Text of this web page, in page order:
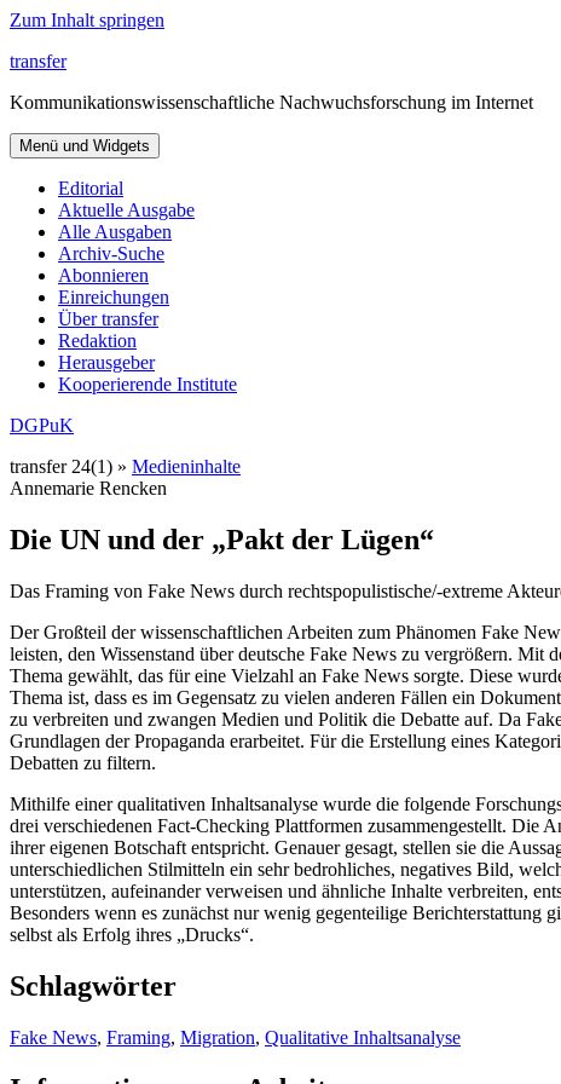
Zum Inhalt springen
transfer
Kommunikationswissenschaftliche Nachwuchsforschung im Internet
Menü und Widgets
Editorial
Aktuelle Ausgabe
Alle Ausgaben
Archiv-Suche
Abonnieren
Einreichungen
Über transfer
Redaktion
Herausgeber
Kooperierende Institute
DGPuK
transfer 24(1) » Medieninhalte
Annemarie Rencken
Die UN und der „Pakt der Lügen“
Das Framing von Fake News durch rechtspopulistische/-extreme
Der Großteil der wissenschaftlichen Arbeiten zum Phänomen Fake
leisten, den Wissenstand über deutsche Fake News zu vergrößern.
Thema gewählt, das für eine Vielzahl an Fake News sorgte. Diese
Thema ist, dass es im Gegensatz zu vielen anderen Fällen ein
zu verbreiten und zwangen Medien und Politik die Debatte auf. Da
Grundlagen der Propaganda erarbeitet. Für die Erstellung eines
Debatten zu filtern.
Mithilfe einer qualitativen Inhaltsanalyse wurde die folgende
drei verschiedenen Fact-Checking Plattformen zusammengestellt. Die
ihrer eigenen Botschaft entspricht. Genauer gesagt, stellen sie die
unterschiedlichen Stilmitteln ein sehr bedrohliches, negatives Bild,
unterstützen, aufeinander verweisen und ähnliche Inhalte verbreiten,
Besonders wenn es zunächst nur wenig gegenteilige Berichterstattung
selbst als Erfolg ihres „Drucks“.
Schlagwörter
Fake News, Framing, Migration, Qualitative Inhaltsanalyse